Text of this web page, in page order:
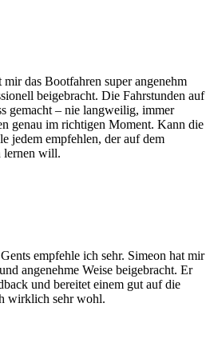
das Bootfahren super angenehm
beigebracht. Die Fahrstunden auf
gemacht – nie langweilig, immer
genau im richtigen Moment. Kann die
jedem empfehlen, der auf dem
lernen will.
empfehle ich sehr. Simeon hat mir
angenehme Weise beigebracht. Er
und bereitet einem gut auf die
wirklich sehr wohl.